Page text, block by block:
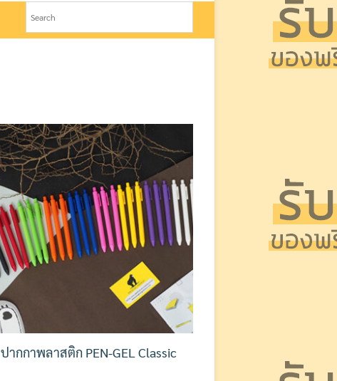
ปากกาพลาสติก PEN-GEL Classic